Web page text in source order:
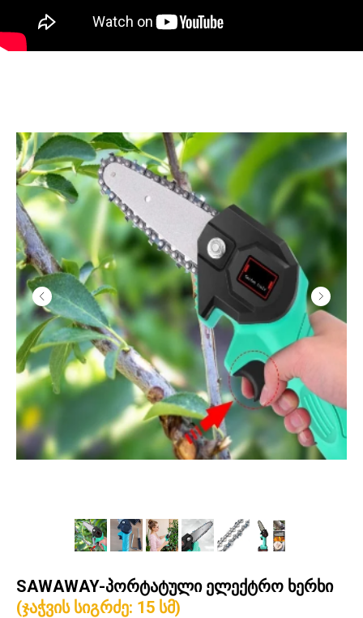
SAWAWAY-პორტატული ელექტრო ხერხი
(ჯაჭვის სიგრძე: 15 სმ)